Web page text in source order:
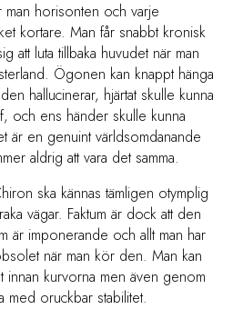
man horisonten och varje
kortare. Man får snabbt kronisk
att luta tillbaka huvudet när man
Ögonen kan knappt hänga
hallucinerar, hjärtat skulle kunna
och ens händer skulle kunna
är en genuint världsomdanande
aldrig att vara det samma.
ska kännas tämligen otymplig
vägar. Faktum är dock att den
är imponerande och allt man har
när man kör den. Man kan
innan kurvorna men även genom
med oruckbar stabilitet.